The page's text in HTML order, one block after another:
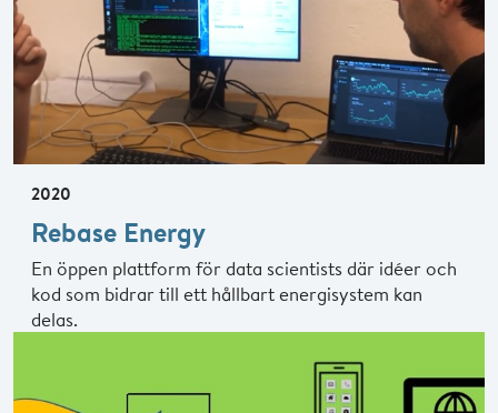
2020
Rebase Energy
En öppen plattform för data scientists där idéer och
kod som bidrar till ett hållbart energisystem kan
delas.